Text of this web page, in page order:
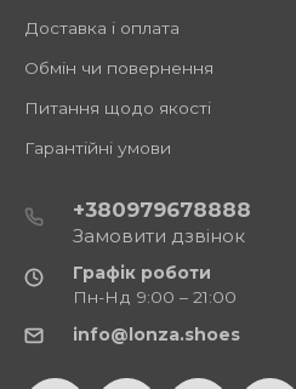
Доставка і оплата
Обмін чи повернення
Питання щодо якості
Гарантійні умови
+380979678888
Замовити дзвінок
Графік роботи
Пн-Нд 9:00 – 21:00
info@lonza.shoes